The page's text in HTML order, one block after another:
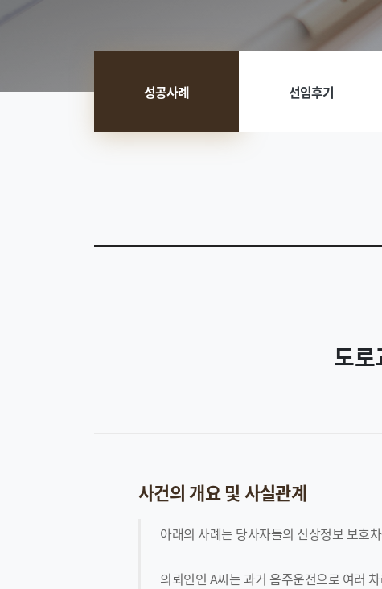
성공사례 선임후기
도
사건의 개요 및 사실관계
아래의 사례는 당사자들의 신상정보 보호
의뢰인인 A씨는 과거 음주운전으로 여러